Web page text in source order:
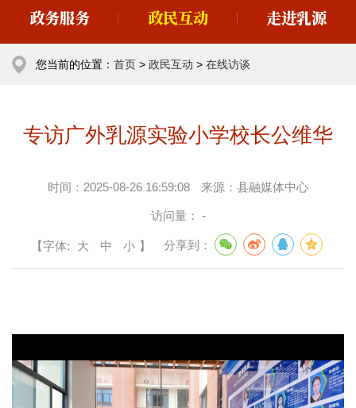
政务服务
政民互动 走进乳源
您当前的位置： 首页 > 政民互动 > 在线访谈
专访广外乳源实验小学校长公维华
时间： 2025-08-26 16:59:08 来源： 县融媒体中心
访问量： -
【字体: 大 中 小 】 分享到：